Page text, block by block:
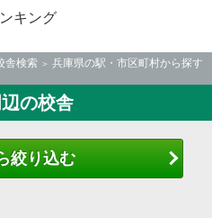
キング
舎検索
兵庫県の駅・市区町村から探す
の校舎
絞り込む